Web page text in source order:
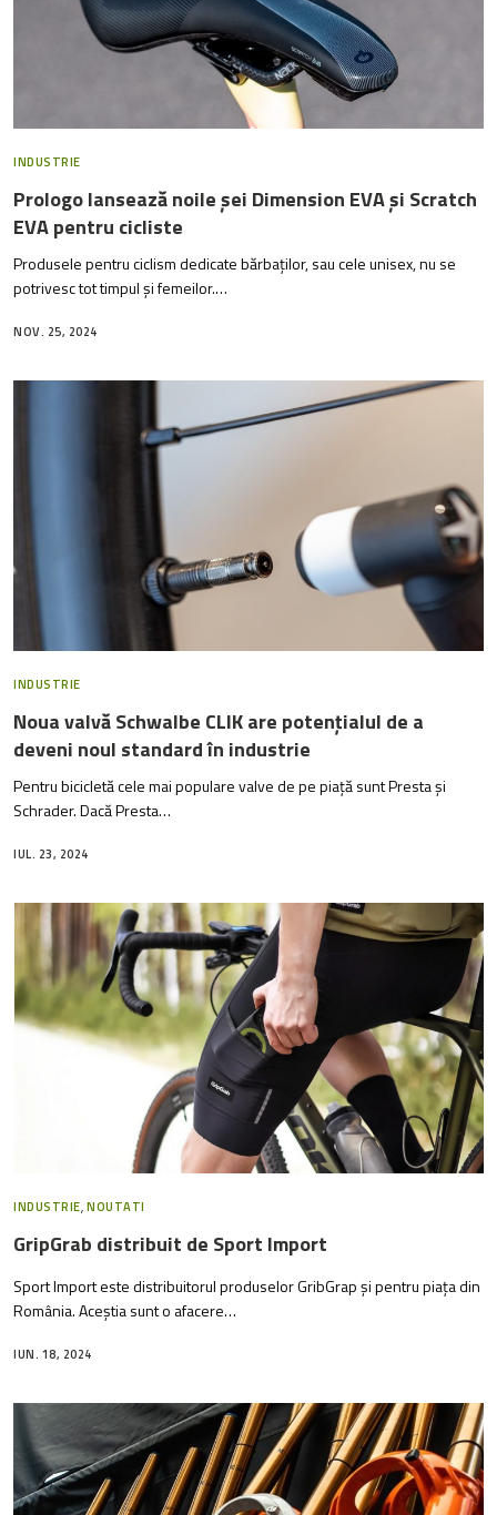
INDUSTRIE
Prologo lansează noile șei Dimension EVA și Scratch
EVA pentru cicliste
Produsele pentru ciclism dedicate bărbaților, sau cele unisex, nu se
potrivesc tot timpul și femeilor.…
NOV. 25, 2024
INDUSTRIE
Noua valvă Schwalbe CLIK are potențialul de a
deveni noul standard în industrie
Pentru bicicletă cele mai populare valve de pe piață sunt Presta și
Schrader. Dacă Presta…
IUL. 23, 2024
INDUSTRIE,NOUTATI
GripGrab distribuit de Sport Import
Sport Import este distribuitorul produselor GribGrap și pentru piața din
România. Aceștia sunt o afacere…
IUN. 18, 2024